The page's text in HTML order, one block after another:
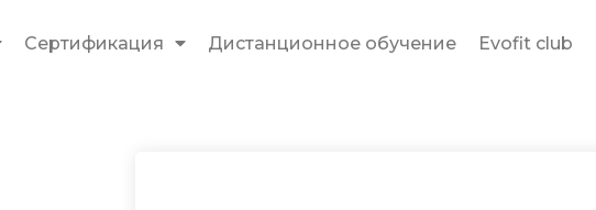
Сертификация Дистанционное обучение Evofit club